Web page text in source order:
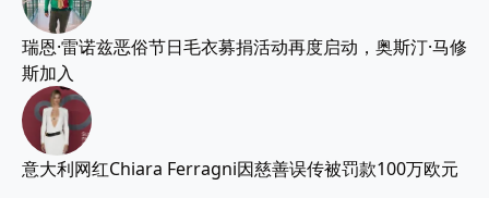
瑞恩·雷诺兹恶俗节日毛衣募捐活动再度启动，奥斯汀·马修
斯加入
意大利网红Chiara Ferragni因慈善误传被罚款100万欧元